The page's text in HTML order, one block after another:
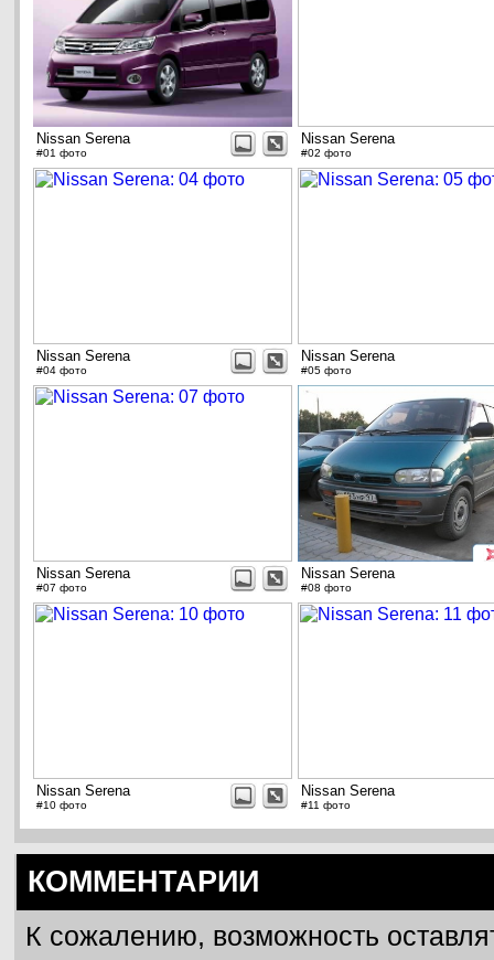
Nissan Serena
#01 фото
Nissan Serena
#02 фото
Nissan Serena
#04 фото
Nissan Serena
#05 фото
Nissan Serena
#07 фото
Nissan Serena
#08 фото
Nissan Serena
#10 фото
Nissan Serena
#11 фото
КОММЕНТАРИИ
К сожалению, возможность